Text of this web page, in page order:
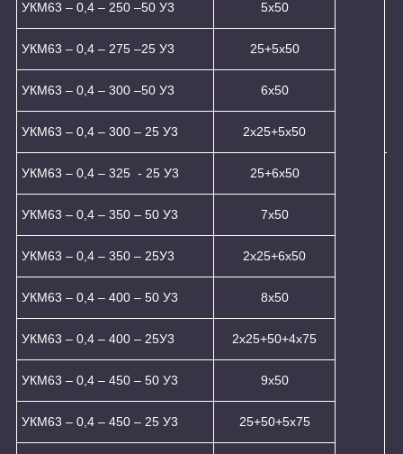
УКМ63 – 0,4 – 250 –50 У3 5x50
УКМ63 – 0,4 – 275 –25 У3 25+5x50
УКМ63 – 0,4 – 300 –50 У3 6x50
УКМ63 – 0,4 – 300 – 25 У3 2x25+5x50
УКМ63 – 0,4 – 325 - 25 У3 25+6x50
УКМ63 – 0,4 – 350 – 50 У3 7х50
УКМ63 – 0,4 – 350 – 25У3 2x25+6x50
УКМ63 – 0,4 – 400 – 50 У3 8х50
УКМ63 – 0,4 – 400 – 25У3 2x25+50+4x75
УКМ63 – 0,4 – 450 – 50 У3 9х50
УКМ63 – 0,4 – 450 – 25 У3 25+50+5x75